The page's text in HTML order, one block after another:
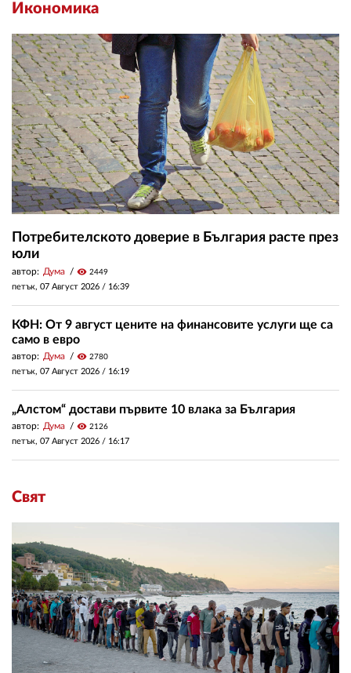
Икономика
Потребителското доверие в България расте през
юли
автор: Дума visibility 2449
петък, 07 Август 2026 / 16:39
КФН: От 9 август цените на финансовите услуги ще са
само в евро
автор: Дума visibility 2780
петък, 07 Август 2026 / 16:19
„Алстом“ достави първите 10 влака за България
автор: Дума visibility 2126
петък, 07 Август 2026 / 16:17
Свят